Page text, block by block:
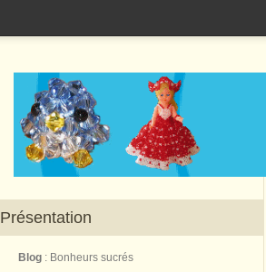
Présentation
Blog : Bonheurs sucrés